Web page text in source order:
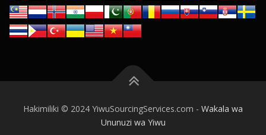
Hakimiliki © 2024 YiwuSourcingServices.com - Wakala wa
Ununuzi wa Yiwu